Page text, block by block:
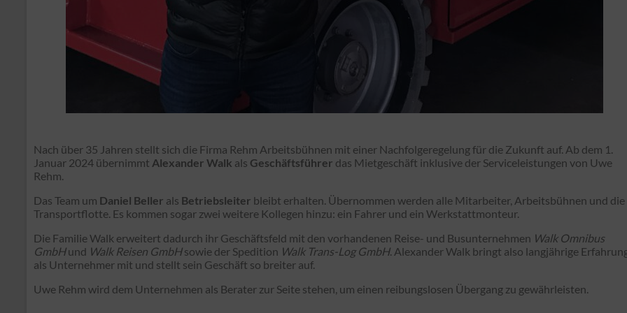
Nach über 35 Jahren stellt sich die Firma Rehm Arbeitsbühnen mit einer Nachfolgeregelung für die Zukunft auf. Ab dem 1.
Januar 2024 übernimmt Alexander Walk als Geschäftsführer das Mietgeschäft inklusive der Serviceleistungen von Uwe
Rehm.
Das Team um Daniel Beller als Betriebsleiter bleibt erhalten. Übernommen werden alle Mitarbeiter, Arbeitsbühnen und die
Transportflotte. Es kommen sogar zwei weitere Kollegen hinzu: ein Fahrer und ein Werkstattmonteur.
Die Familie Walk erweitert dadurch ihr Geschäftsfeld mit den vorhandenen Reise- und Busunternehmen Walk Omnibus
GmbHund Walk Reisen GmbHsowie der Spedition Walk Trans-Log GmbH. Alexander Walk bringt also langjährige
als Unternehmer mit und stellt sein Geschäft so breiter auf.
Uwe Rehm wird dem Unternehmen als Berater zur Seite stehen, um einen reibungslosen Übergang zu gewährleisten.